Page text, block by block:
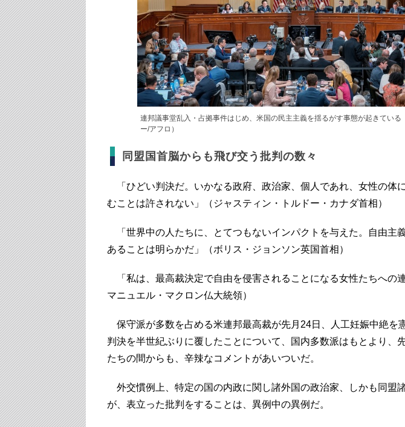
連邦議事堂乱入・占拠事件はじめ、米国の民主主義を揺るがす事態が起きている
ー/アフロ）
同盟国首脳からも飛び交う批判の数々
「ひどい判決だ。いかなる政府、政治家、個人であれ、女性の体
むことは許されない」（ジャスティン・トルドー・カナダ首相）
「世界中の人たちに、とてつもないインパクトを与えた。自由主
あることは明らかだ」（ボリス・ジョンソン英国首相）
「私は、最高裁決定で自由を侵害されることになる女性たちへの
マニュエル・マクロン仏大統領）
保守派が多数を占める米連邦最高裁が先月24日、人工妊娠中絶を
判決を半世紀ぶりに覆したことについて、国内多数派はもとより、
たちの間からも、辛辣なコメントがあいついだ。
外交慣例上、特定の国の内政に関し諸外国の政治家、しかも同盟
が、表立った批判をすることは、異例中の異例だ。